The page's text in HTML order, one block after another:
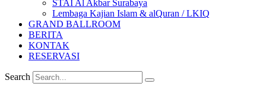
STAI Al Akbar Surabaya
Lembaga Kajian Islam & alQuran / LKIQ
GRAND BALLROOM
BERITA
KONTAK
RESERVASI
Search